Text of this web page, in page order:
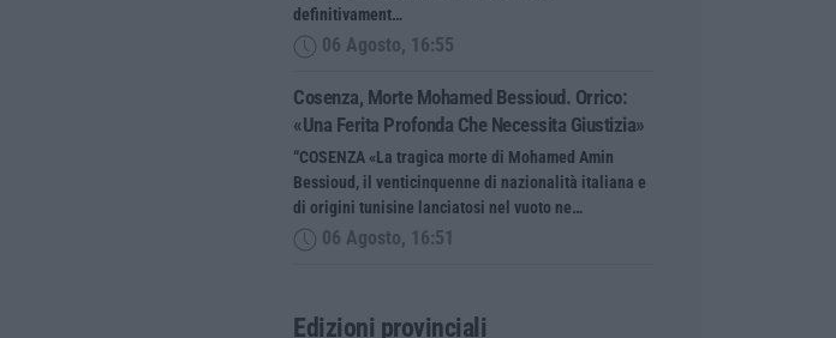
definitivament…
06 Agosto, 16:55
Cosenza, Morte Mohamed Bessioud. Orrico:
«Una Ferita Profonda Che Necessita Giustizia»
“COSENZA «La tragica morte di Mohamed Amin
Bessioud, il venticinquenne di nazionalità italiana e
di origini tunisine lanciatosi nel vuoto ne…
06 Agosto, 16:51
Edizioni provinciali